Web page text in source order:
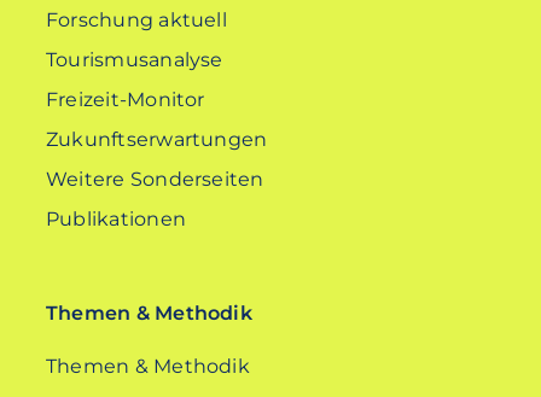
Forschung aktuell
Tourismusanalyse
Freizeit-Monitor
Zukunftserwartungen
Weitere Sonderseiten
Publikationen
Themen & Methodik
Themen & Methodik